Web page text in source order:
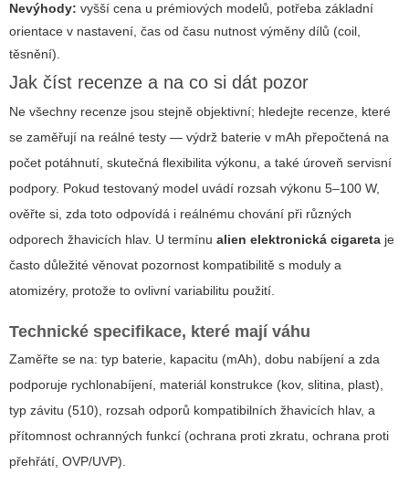
Nevýhody: vyšší cena u prémiových modelů, potřeba základní
orientace v nastavení, čas od času nutnost výměny dílů (coil,
těsnění).
Jak číst recenze a na co si dát pozor
Ne všechny recenze jsou stejně objektivní; hledejte recenze, které
se zaměřují na reálné testy — výdrž baterie v mAh přepočtená na
počet potáhnutí, skutečná flexibilita výkonu, a také úroveň servisní
podpory. Pokud testovaný model uvádí rozsah výkonu 5–100 W,
ověřte si, zda toto odpovídá i reálnému chování při různých
odporech žhavicích hlav. U termínu alien elektronická cigareta je
často důležité věnovat pozornost kompatibilitě s moduly a
atomizéry, protože to ovlivní variabilitu použití.
Technické specifikace, které mají váhu
Zaměřte se na: typ baterie, kapacitu (mAh), dobu nabíjení a zda
podporuje rychlonabíjení, materiál konstrukce (kov, slitina, plast),
typ závitu (510), rozsah odporů kompatibilních žhavicích hlav, a
přítomnost ochranných funkcí (ochrana proti zkratu, ochrana proti
přehřátí, OVP/UVP).